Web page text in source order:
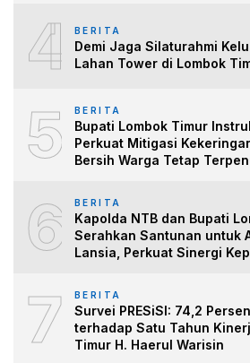
4 BERITA
Demi Jaga Silaturahmi
Lahan Tower di Lombok
5 BERITA
Bupati Lombok Timur
Perkuat Mitigasi
Bersih Warga Tetap
6 BERITA
Kapolda NTB dan Bupati
Serahkan Santunan untuk
Lansia, Perkuat Sinergi
7 BERITA
Survei PRESiSI: 74,2
terhadap Satu Tahun
Timur H. Haerul Warisin